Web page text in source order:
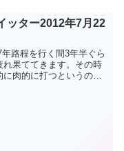
ッター2012年7月22
路程を行く間3年半ぐら
れ果ててきます。その時
に肉的に打つというので